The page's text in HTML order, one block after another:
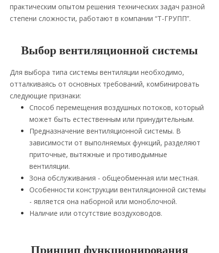
практическим опытом решения технических задач разной
степени сложности, работают в компании “Т-ГРУПП”.
Выбор вентиляционной системы
Для выбора типа системы вентиляции необходимо,
отталкиваясь от основных требований, комбинировать
следующие признаки:
Способ перемещения воздушных потоков, который
может быть естественным или принудительным.
Предназначение вентиляционной системы. В
зависимости от выполняемых функций, разделяют
приточные, вытяжные и противодымные
вентиляции.
Зона обслуживания - общеобменная или местная.
Особенности конструкции вентиляционной системы
- является она наборной или моноблочной.
Наличие или отсутствие воздуховодов.
Принцип функционирования